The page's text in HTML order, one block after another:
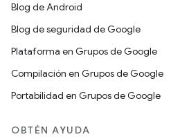
Blog de Android
Blog de seguridad de Google
Plataforma en Grupos de Google
Compilación en Grupos de Google
Portabilidad en Grupos de Google
OBTÉN AYUDA